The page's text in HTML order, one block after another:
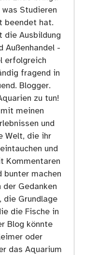
Studieren
beendet hat.
die Ausbildung
Außenhandel -
erfolgreich
fragend in
Blogger.
zu tun!
meinen
und
Welt, die ihr
und
Kommentaren
bunter machen
Gedanken
die Grundlage
die Fische in
Blog könnte
oder
das Aquarium